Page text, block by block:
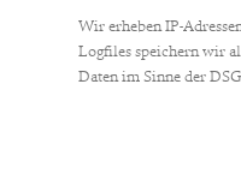
Wir erheben IP-
Logfiles speichern wir
Daten im Sinne der